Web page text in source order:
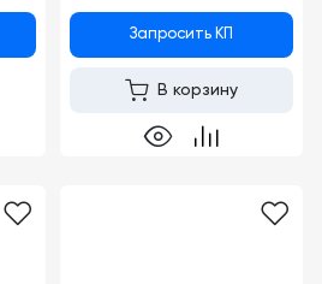
Запросить КП
В корзину